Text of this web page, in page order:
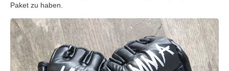
Paket zu haben.